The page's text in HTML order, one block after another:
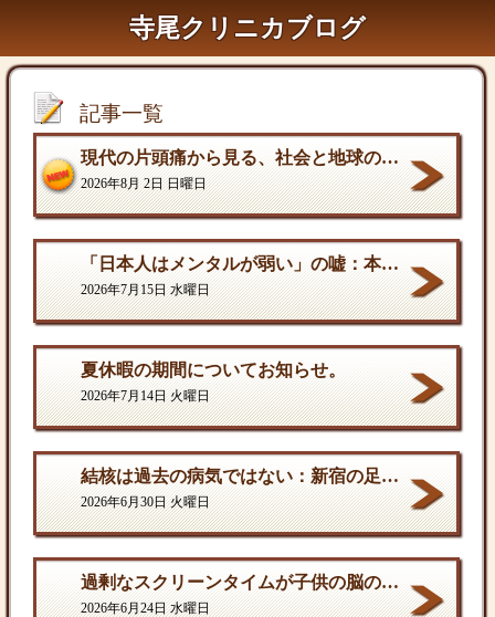
寺尾クリニカブログ
記事一覧
現代の片頭痛から見る、社会と地球の構造的課題
2026年8月 2日 日曜日
「日本人はメンタルが弱い」の嘘：本当の弱さと、自分を守る「成熟した強さ
2026年7月15日 水曜日
夏休暇の期間についてお知らせ。
2026年7月14日 火曜日
結核は過去の病気ではない：新宿の足元に潜む歪んだ現実
2026年6月30日 火曜日
過剰なスクリーンタイムが子供の脳の発達を停滞させる。
2026年6月24日 水曜日